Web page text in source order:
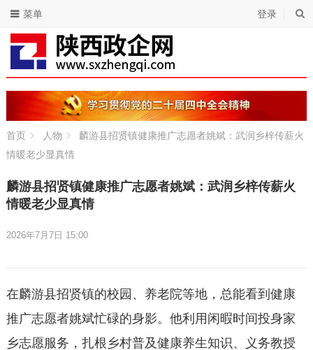
登录
菜单
首页 人物
麟游县招贤镇健康推广志愿者姚斌：武润乡梓传薪火
情暖老少显真情
麟游县招贤镇健康推广志愿者姚斌：武润乡梓传薪火
情暖老少显真情
2026年7月7日 15:00
在麟游县招贤镇的校园、养老院等地，总能看到健康
推广志愿者姚斌忙碌的身影。他利用闲暇时间投身家
乡志愿服务，扎根乡村普及健康养生知识、义务教授